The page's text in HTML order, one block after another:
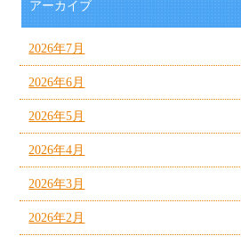
アーカイブ
2026年7月
2026年6月
2026年5月
2026年4月
2026年3月
2026年2月